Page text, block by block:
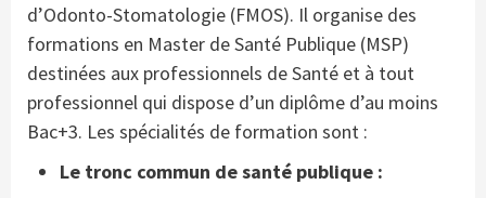
d’Odonto-Stomatologie (FMOS). Il organise des
formations en Master de Santé Publique (MSP)
destinées aux professionnels de Santé et à tout
professionnel qui dispose d’un diplôme d’au moins
Bac+3. Les spécialités de formation sont :
Le tronc commun de santé publique :